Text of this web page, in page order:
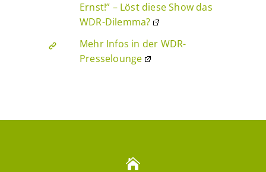
Ernst!” – Löst diese Show das
WDR-Dilemma?
Mehr Infos in der WDR-
Presselounge